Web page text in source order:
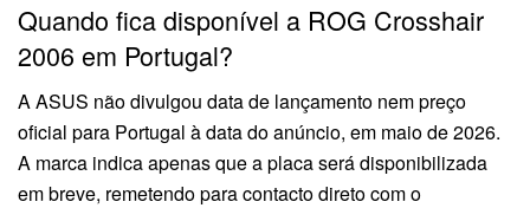
Quando fica disponível a ROG Crosshair
2006 em Portugal?
A ASUS não divulgou data de lançamento nem preço
oficial para Portugal à data do anúncio, em maio de 2026.
A marca indica apenas que a placa será disponibilizada
em breve, remetendo para contacto direto com o